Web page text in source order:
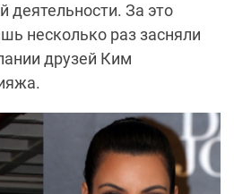
деятельности. За это
несколько раз засняли
друзей Ким